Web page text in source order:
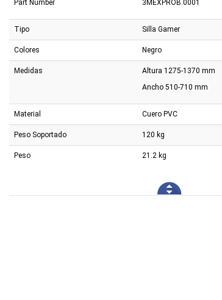
Part Number 3MEXPROB.0001
Tipo Silla Gamer
Colores Negro
Medidas
Altura 1275-1370 mm
Ancho 510-710 mm
Material Cuero PVC
Peso Soportado 120 kg
Peso 21.2 kg